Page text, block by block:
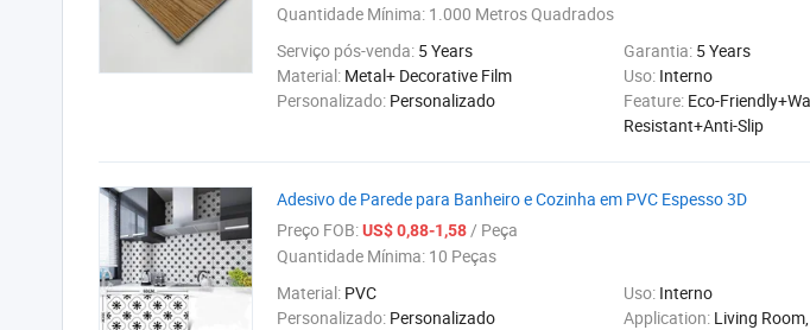
Quantidade Mínima: 1.000 Metros Quadrados
Serviço pós-venda: 5 Years Garantia: 5 Years
Material: Metal+ Decorative Film Uso: Interno
Personalizado: Personalizado Feature: Eco-
Resistant+Anti-Slip
Adesivo de Parede para Banheiro e Cozinha em PVC Espesso 3D
Preço FOB:US$ 0,88-1,58/ Peça
Quantidade Mínima: 10 Peças
Material: PVC Uso: Interno
Personalizado: Personalizado Application: Living